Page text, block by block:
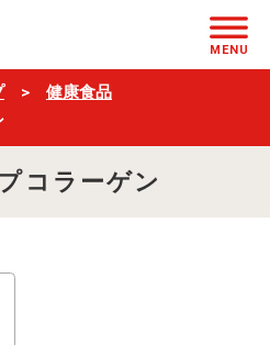
MENU
健康食品
コラーゲン